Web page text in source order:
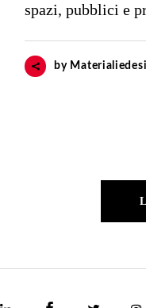
spazi, pubblici e
by